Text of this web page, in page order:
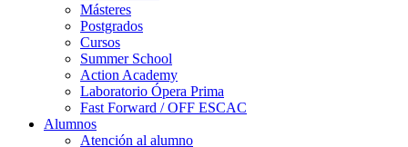
Másteres
Postgrados
Cursos
Summer School
Action Academy
Laboratorio Ópera Prima
Fast Forward / OFF ESCAC
Alumnos
Atención al alumno